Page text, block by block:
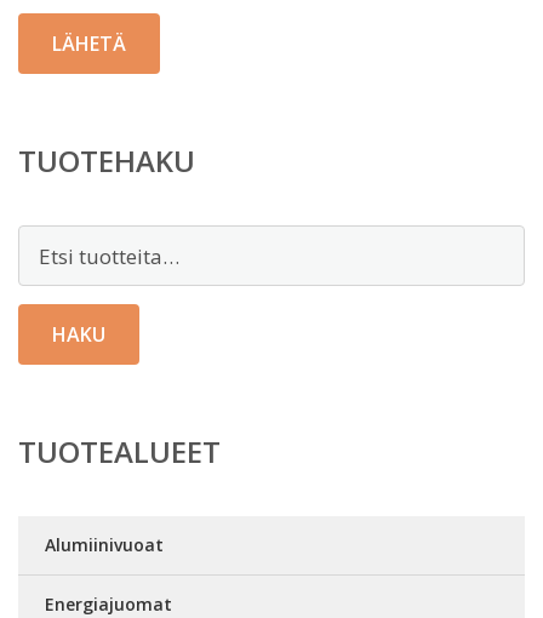
TUOTEHAKU
HAKU
TUOTEALUEET
Alumiinivuoat
Energiajuomat